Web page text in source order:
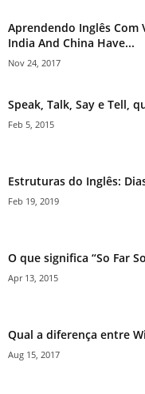
Aprendendo Inglês Com
India And China Have...
Nov 24, 2017
Speak, Talk, Say e Tell,
Feb 5, 2015
Estruturas do Inglês:
Feb 19, 2019
O que significa “So Far
Apr 13, 2015
Qual a diferença entre
Aug 15, 2017